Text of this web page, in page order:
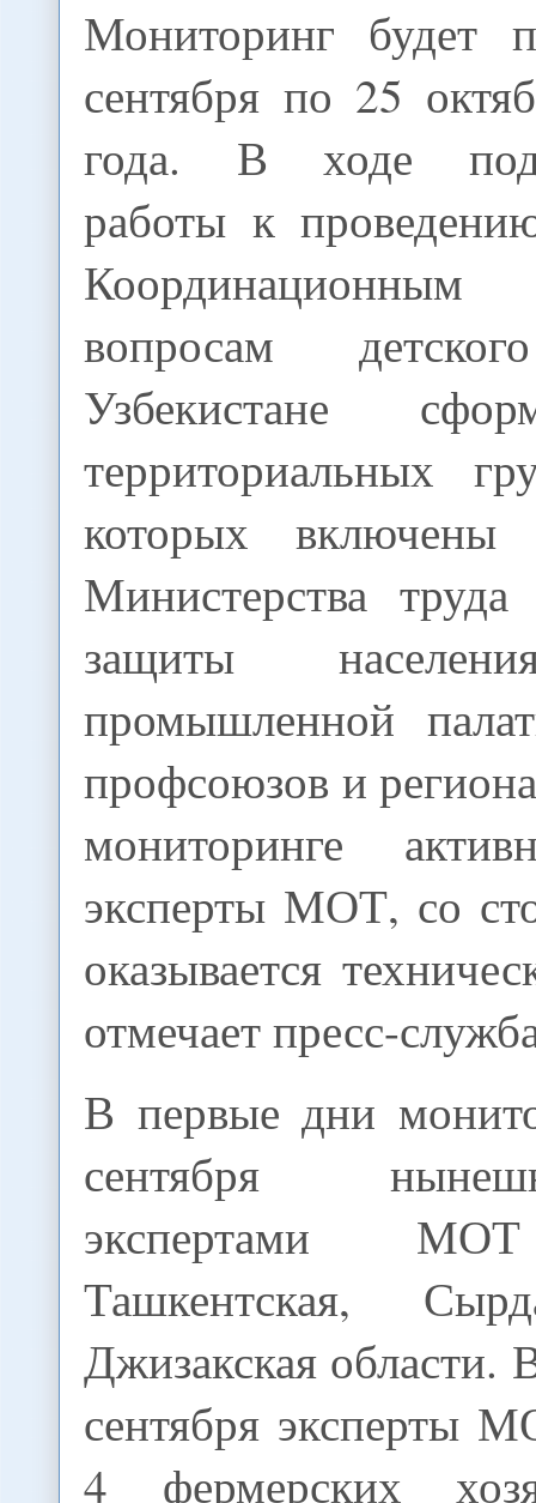
Мониторинг будет
сентября по 25
года. В ходе
работы к
вопросам
Узбекистане
территориальных
которых включены
Министерства
защиты
промышленной
профсоюзов и
мониторинге
эксперты МОТ, со
оказывается
отмечает пресс-
В первые дни
сентября
экспертами
Ташкентская,
Джизакская области.
сентября эксперты
4 фермерских